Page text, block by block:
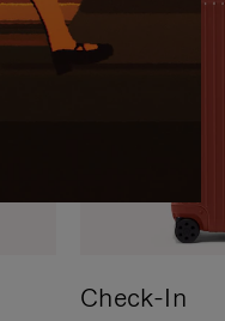
Check-In